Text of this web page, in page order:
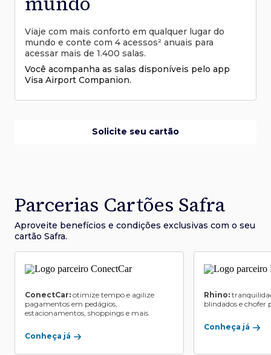
Viaje com mais conforto em qualquer lugar do
mundo e conte com 4 acessos² anuais para
acessar mais de 1.400 salas.
Você acompanha as salas disponíveis pelo app
Visa Airport Companion.
Solicite seu cartão
Parcerias Cartões Safra
Aproveite benefícios e condições exclusivas com o seu
cartão Safra.
ConectCar: otimize tempo e agilize
pagamentos em pedágios,
estacionamentos, shoppings e mais.
Conheça já
Rhino:
blindados e chofer
Conheça já